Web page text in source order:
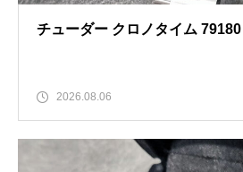
チューダー クロノタイム
2026.08.06